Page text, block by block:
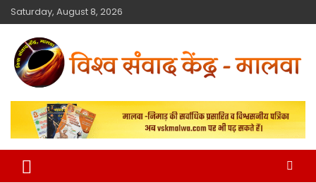
Saturday, August 8, 2026
विश्व संवाद केंद्र
मालवा